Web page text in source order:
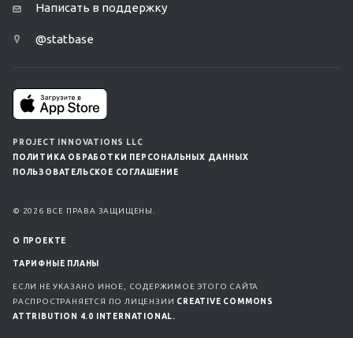
Написать в поддержку
@statbase
PROJECT INNOVATIONS LLC
ПОЛИТИКА ОБРАБОТКИ ПЕРСОНАЛЬНЫХ ДАННЫХ
ПОЛЬЗОВАТЕЛЬСКОЕ СОГЛАШЕНИЕ
© 2026 ВСЕ ПРАВА ЗАЩИЩЕНЫ.
О ПРОЕКТЕ
ТАРИФНЫЕ ПЛАНЫ
ЕСЛИ НЕ УКАЗАНО ИНОЕ, СОДЕРЖИМОЕ ЭТОГО САЙТА
РАСПРОСТРАНЯЕТСЯ ПО ЛИЦЕНЗИИ CREATIVE COMMONS
ATTRIBUTION 4.0 INTERNATIONAL.